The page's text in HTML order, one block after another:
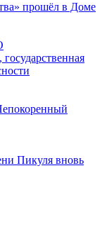
прошёл в Доме
Пикуля вновь